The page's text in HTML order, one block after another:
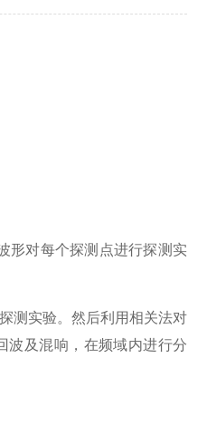
形对每个探测点进行探测实
测实验。然后利用相关法对
波及混响，在频域内进行分